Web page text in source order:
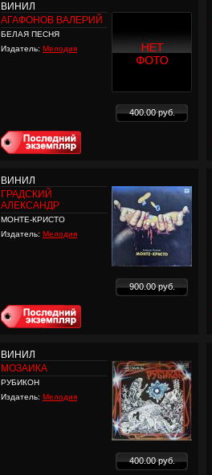
ВИНИЛ
АГАФОНОВ ВАЛЕРИЙ
БЕЛАЯ ПЕСНЯ
Издатель: Мелодия
400.00 руб.
ВИНИЛ
ГРАДСКИЙ
АЛЕКСАНДР
МОНТЕ-КРИСТО
Издатель: Мелодия
900.00 руб.
ВИНИЛ
МОЗАИКА
РУБИКОН
Издатель: Мелодия
400.00 руб.